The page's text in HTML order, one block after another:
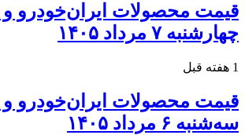
قیمت محصولات ایران‌خودرو و
چهارشنبه ۷ مرداد ۱۴۰۵
1 هفته قبل
قیمت محصولات ایران‌خودرو و
سه‌شنبه ۶ مرداد ۱۴۰۵